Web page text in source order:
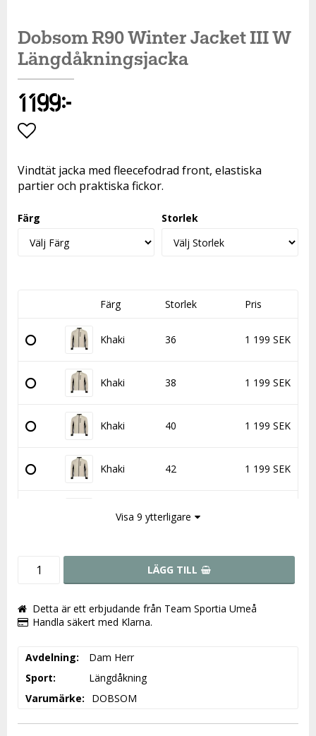
Dobsom R90 Winter Jacket III W
Längdåkningsjacka
1 199 kr
Lägg till i favoritlistan
Vindtät jacka med fleecefodrad front, elastiska
partier och praktiska fickor.
Färg Storlek
Färg Storlek Pris
Khaki 36 1 199 SEK
Khaki 38 1 199 SEK
Khaki 40 1 199 SEK
Khaki 42 1 199 SEK
Khaki 44
Visa 9 ytterligare
LÄGG TILL
Detta är ett erbjudande från Team Sportia Umeå
Handla säkert med Klarna.
Avdelning
Dam Herr
Sport
Längdåkning
Varumärke
DOBSOM